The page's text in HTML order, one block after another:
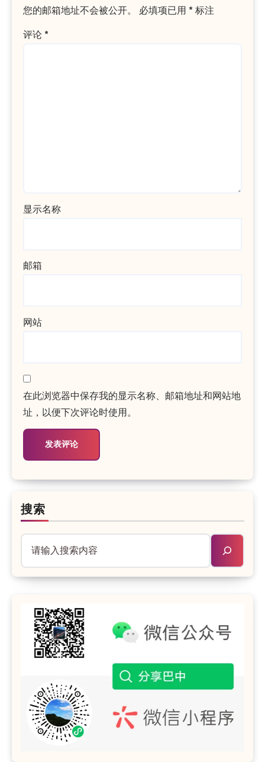
您的邮箱地址不会被公开。 必填项已用 * 标注
评论 *
显示名称
邮箱
网站
在此浏览器中保存我的显示名称、邮箱地址和网站地
址，以便下次评论时使用。
搜索